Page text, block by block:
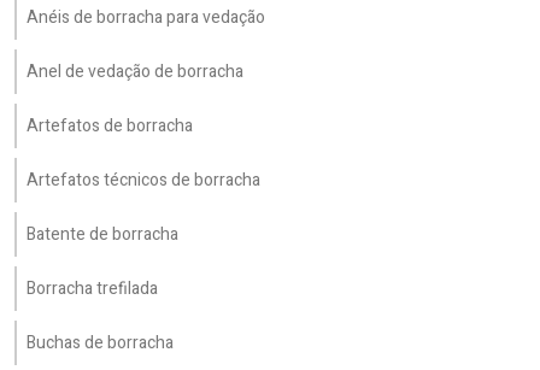
Anéis de borracha para vedação
Anel de vedação de borracha
Artefatos de borracha
Artefatos técnicos de borracha
Batente de borracha
Borracha trefilada
Buchas de borracha